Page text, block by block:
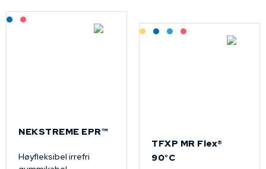
Lagerført: NEK Kabel
NEKSTREME EPR™
Høyfleksibel irrefri
Lagerført: Grossist
Lagerført: NEK Kabel
Bestilling: 2-3 uker
TFXP MR Flex®
90°C